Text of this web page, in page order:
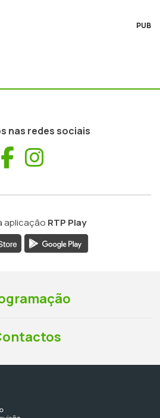
PUB
nas redes sociais
Facebook
aplicação RTP Play